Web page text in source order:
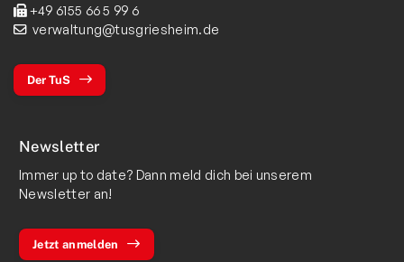
+49 6155 66 5 99 6
verwaltung@tusgriesheim.de
Der TuS
Newsletter
Immer up to date? Dann meld dich bei unserem
Newsletter an!
Jetzt anmelden